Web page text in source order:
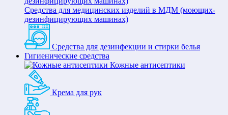
Средства для медицинских изделий в МДМ (моющих-
дезинфицирующих машинах)
Средства для дезинфекции и стирки белья
Гигиенические средства
Кожные антисептики
Крема для рук